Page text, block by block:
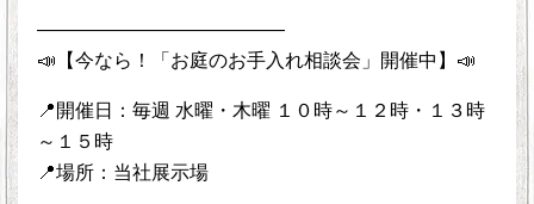
―――――――――――――
📣【今なら！「お庭のお手入れ相談会」開催中】📣
📍開催日：毎週 水曜・木曜 １０時～１２時・１３時
～１５時
📍場所：当社展示場